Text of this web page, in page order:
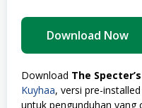
Download Now
Download The
Kuyhaa, versi pre-
untuk pengunduhan yang